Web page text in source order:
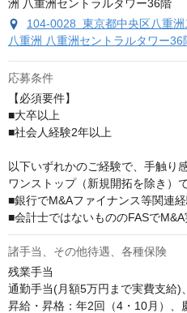
104-0028 東京都中央区八重
八重洲 八重洲セントラルタワー36
応募条件
【必須要件】
■大卒以上
■社会人経験2年以上
以下いずれかのご経験で、手触り
ワンストップ（新規開拓を除き）
■銀行でM&Aファイナンス等関連
■会計士ではないもののFASで
諸手当、その他待遇、各種保険
残業手当
通勤手当(月額5万円まで実費支給)、
昇給・昇格：年2回（4・10月）、